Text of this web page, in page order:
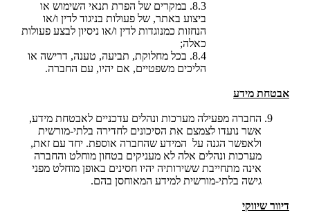
8.3. במקרים של הפרת תנאי השימוש או
ביצוע באתר, של פעולות בניגוד לדין ו/או
הנחזות כמנוגדות לדין ו/או ניסיון לבצע פעולות
כאלה;
8.4. בכל מחלוקת, תביעה, טענה, דרישה או
הליכים משפטיים, אם יהיו, עם החברה.
אבטחת מידע
החברה מפעילה מערכות ונהלים עדכניים לאבטחת מידע,
אשר נועדו לצמצם את הסיכונים לחדירה בלתי-מורשית
ולאפשר הגנה על המידע שהחברה אוספת. יחד עם זאת,
מערכות ונהלים אלה לא מעניקים בטחון מוחלט והחברה
אינה מתחייבת ששירותיה יהיו חסינים באופן מוחלט מפני
גישה בלתי-מורשית למידע המאוחסן בהם.
דיוור שיווקי